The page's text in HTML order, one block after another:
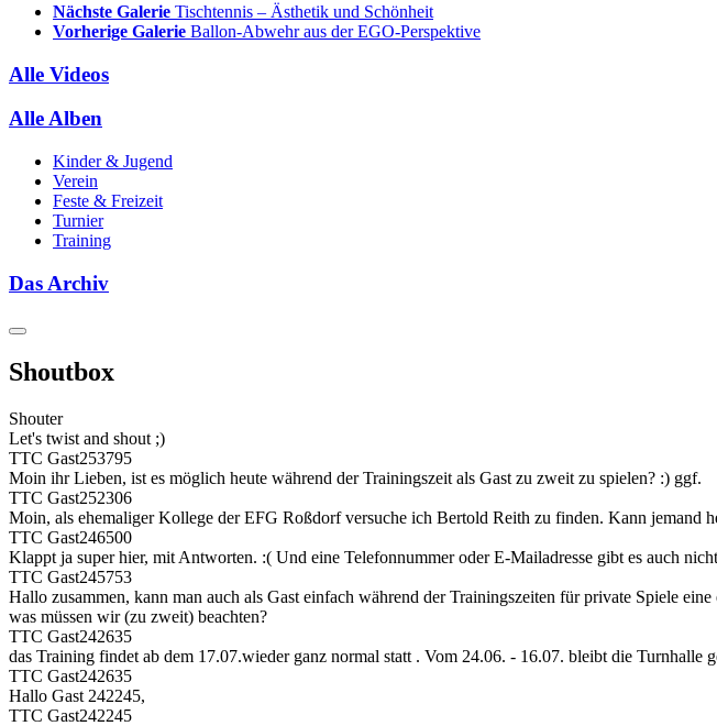
Nächste Galerie Tischtennis – Ästhetik und Schönheit
Vorherige Galerie Ballon-Abwehr aus der EGO-Perspektive
Alle Videos
Alle Alben
Kinder & Jugend
Verein
Feste & Freizeit
Turnier
Training
Das Archiv
Shoutbox
Shouter
Let's twist and shout ;)
TTC Gast253795
Moin ihr Lieben, ist es möglich heute während der Trainingszeit als Gast zu zweit zu spielen? :) ggf.
TTC Gast252306
Moin, als ehemaliger Kollege der EFG Roßdorf versuche ich Bertold Reith zu finden. Kann jemand
TTC Gast246500
Klappt ja super hier, mit Antworten. :( Und eine Telefonnummer oder E-Mailadresse gibt es auch
TTC Gast245753
Hallo zusammen, kann man auch als Gast einfach während der Trainingszeiten für private Spiele
was müssen wir (zu zweit) beachten?
TTC Gast242635
das Training findet ab dem 17.07.wieder ganz normal statt . Vom 24.06. - 16.07. bleibt die Turnhalle
TTC Gast242635
Hallo Gast 242245,
TTC Gast242245